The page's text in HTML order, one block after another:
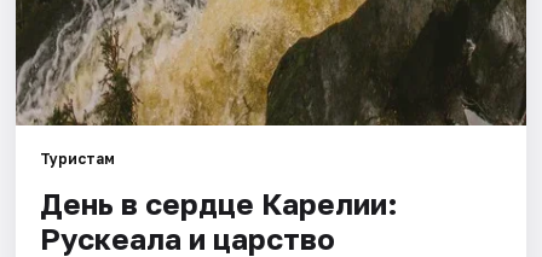
Туристам
День в сердце Карелии:
Рускеала и царство